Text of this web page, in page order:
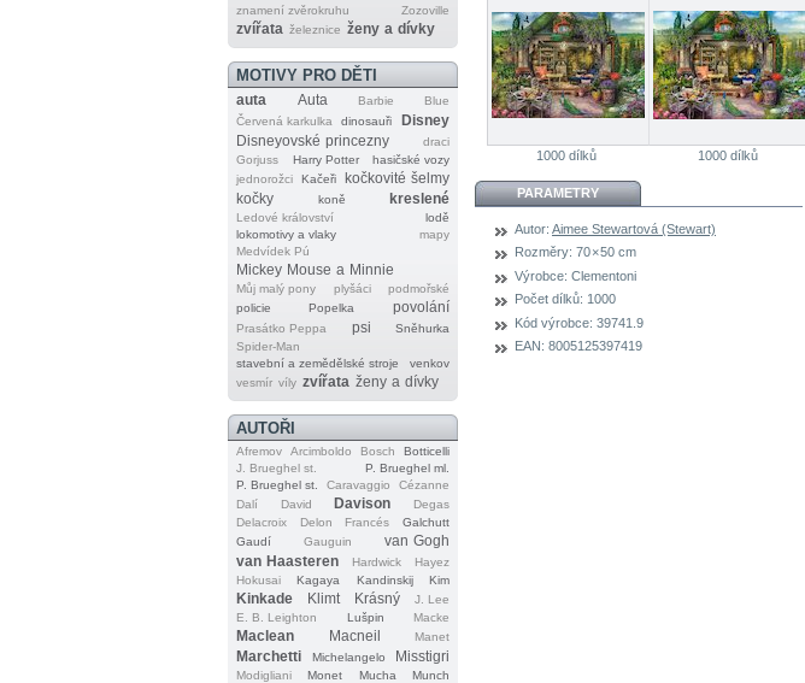
znamení zvěrokruhu
Zozoville
zvířata železnice ženy a dívky
MOTIVY PRO DĚTI
auta Auta Barbie
Blue
Červená karkulka
dinosauři
Disney
Disneyovské princezny
draci
Gorjuss
Harry Potter
hasičské vozy
jednorožci
Kačeři
kočkovité šelmy
kočky
koně kreslené
Ledové království
lodě
lokomotivy a vlaky
mapy
Medvídek Pú
Mickey Mouse a Minnie
Můj malý pony plyšáci
podmořské
policie
Popelka povolání
Prasátko Peppa psi
Sněhurka
Spider‐Man
stavební a zemědělské stroje
venkov
vesmír víly zvířata ženy a dívky
AUTOŘI
Afremov Arcimboldo Bosch
Botticelli
J. Brueghel st.
P. Brueghel ml.
P. Brueghel st.
Caravaggio
Cézanne
Dalí
David Davison
Degas
Delacroix
Delon Francés
Galchutt
Gaudí
Gauguin
van Gogh
van Haasteren
Hardwick
Hayez
Hokusai
Kagaya Kandinskij Kim
Kinkade Klimt Krásný
J. Lee
E. B. Leighton
Lušpin Macke
Maclean Macneil Manet
Marchetti Michelangelo Misstigri
Modigliani Monet Mucha Munch
1000 dílků 1000 dílků
PARAMETRY
Autor: Aimee Stewartová (Stewart)
Rozměry: 70 × 50 cm
Výrobce: Clementoni
Počet dílků: 1000
Kód výrobce: 39741.9
EAN: 8005125397419